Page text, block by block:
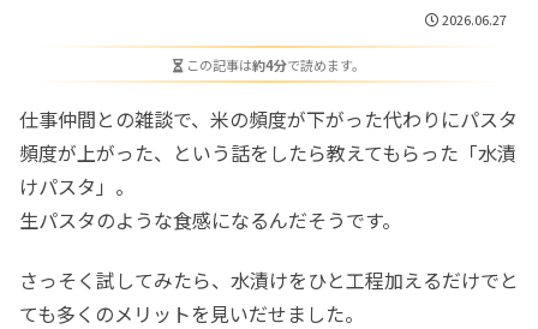
2026.06.27
この記事は約4分で読めます。
仕事仲間との雑談で、米の頻度が下がった代わりにパスタ
頻度が上がった、という話をしたら教えてもらった「水漬
けパスタ」。
生パスタのような食感になるんだそうです。
さっそく試してみたら、水漬けをひと工程加えるだけでと
ても多くのメリットを見いだせました。